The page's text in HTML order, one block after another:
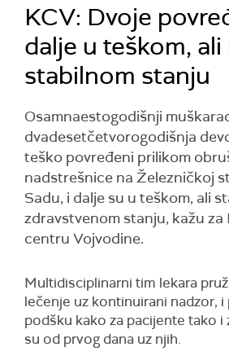
KCV: Dvoje
dalje u teškom, ali
stabilnom stanju
Osamnaestogodišnji
dvadesetčetvorogodišnja
teško povređeni prilikom
nadstrešnice na Železničkoj
Sadu, i dalje su u teškom, ali
zdravstvenom stanju, kažu za
centru Vojvodine.
Multidisciplinarni tim lekara
lečenje uz kontinuirani nadzor,
podšku kako za pacijente tako i
su od prvog dana uz njih.